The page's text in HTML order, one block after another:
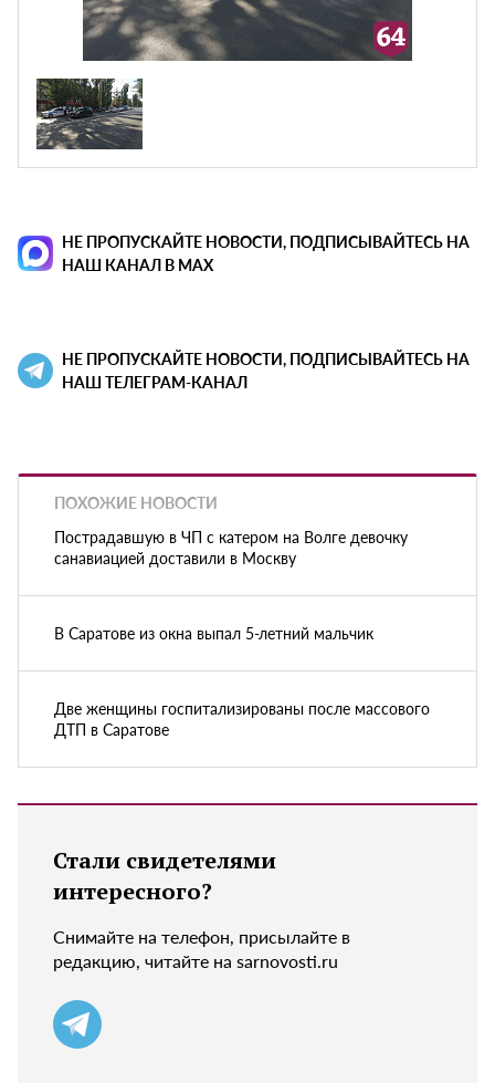
НЕ ПРОПУСКАЙТЕ НОВОСТИ, ПОДПИСЫВАЙТЕСЬ НА
НАШ КАНАЛ В MAX
НЕ ПРОПУСКАЙТЕ НОВОСТИ, ПОДПИСЫВАЙТЕСЬ НА
НАШ ТЕЛЕГРАМ-КАНАЛ
ПОХОЖИЕ НОВОСТИ
Пострадавшую в ЧП с катером на Волге девочку
санавиацией доставили в Москву
В Саратове из окна выпал 5-летний мальчик
Две женщины госпитализированы после массового
ДТП в Саратове
Стали свидетелями
интересного?
Снимайте на телефон, присылайте в
редакцию, читайте на sarnovosti.ru